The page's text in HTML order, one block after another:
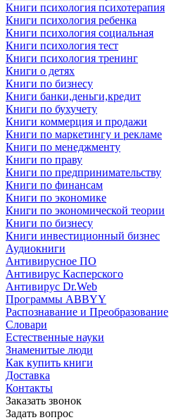
Книги психология психотерапия
Книги психология ребенка
Книги психология социальная
Книги психология тест
Книги психология тренинг
Книги о детях
Книги по бизнесу
Книги банки,деньги,кредит
Книги по бухучету
Книги коммерция и продажи
Книги по маркетингу и рекламе
Книги по менеджменту
Книги по праву
Книги по предпринимательству
Книги по финансам
Книги по экономике
Книги по экономической теории
Книги по бизнесу
Книги инвестиционный бизнес
Аудиокниги
Антивирусное ПО
Антивирус Касперского
Антивирус Dr.Web
Программы ABBYY
Распознавание и Преобразование
Словари
Естественные науки
Знаменитые люди
Как купить книги
Доставка
Контакты
Заказать звонок
Задать вопрос